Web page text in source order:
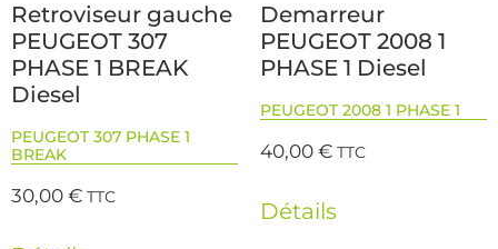
Retroviseur gauche
PEUGEOT 307
PHASE 1 BREAK
Diesel
PEUGEOT 307 PHASE 1
BREAK
30,00€ TTC
Demarreur
PEUGEOT 2008 1
PHASE 1 Diesel
PEUGEOT 2008 1 PHASE 1
40,00€ TTC
Détails